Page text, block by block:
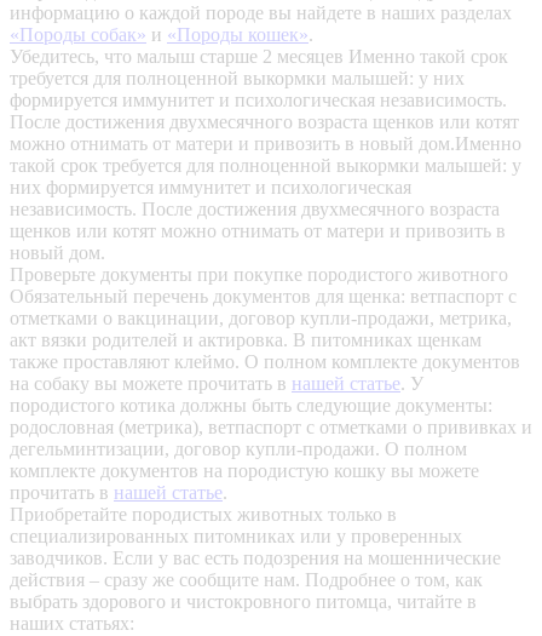
информацию о каждой породе вы найдете в наших разделах
«Породы собак» и «Породы кошек».
Убедитесь, что малыш старше 2 месяцев Именно такой срок
требуется для полноценной выкормки малышей: у них
формируется иммунитет и психологическая независимость.
После достижения двухмесячного возраста щенков или котят
можно отнимать от матери и привозить в новый дом.Именно
такой срок требуется для полноценной выкормки малышей: у
них формируется иммунитет и психологическая
независимость. После достижения двухмесячного возраста
щенков или котят можно отнимать от матери и привозить в
новый дом.
Проверьте документы при покупке породистого животного
Обязательный перечень документов для щенка: ветпаспорт с
отметками о вакцинации, договор купли-продажи, метрика,
акт вязки родителей и актировка. В питомниках щенкам
также проставляют клеймо. О полном комплекте документов
на собаку вы можете прочитать в нашей статье. У
породистого котика должны быть следующие документы:
родословная (метрика), ветпаспорт с отметками о прививках и
дегельминтизации, договор купли-продажи. О полном
комплекте документов на породистую кошку вы можете
прочитать в нашей статье.
Приобретайте породистых животных только в
специализированных питомниках или у проверенных
заводчиков. Если у вас есть подозрения на мошеннические
действия – сразу же сообщите нам. Подробнее о том, как
выбрать здорового и чистокровного питомца, читайте в
наших статьях: